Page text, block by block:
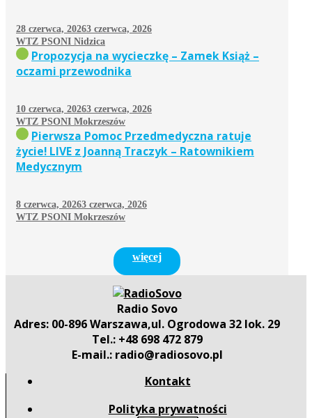
28 czerwca, 20263 czerwca, 2026
WTZ PSONI Nidzica
Propozycja na wycieczkę – Zamek Książ –
oczami przewodnika
10 czerwca, 20263 czerwca, 2026
WTZ PSONI Mokrzeszów
Pierwsza Pomoc Przedmedyczna ratuje
życie! LIVE z Joanną Traczyk – Ratownikiem
Medycznym
8 czerwca, 20263 czerwca, 2026
WTZ PSONI Mokrzeszów
więcej
Radio Sovo
Adres: 00-896 Warszawa,ul. Ogrodowa 32 lok. 29
Tel.: +48 698 472 879
E-mail.: radio@radiosovo.pl
Kontakt
Polityka prywatności